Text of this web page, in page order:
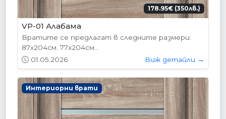
178.95€ (350лв.)
VP-01 Алабама
Вратите се предлагат в следните размери:
87х204см. 77х204см...
01.05.2026
Виж детайли →
Интериорни врати